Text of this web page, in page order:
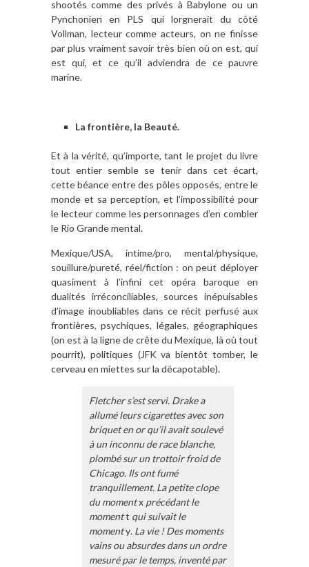
shootés comme des privés à Babylone ou un
Pynchonien en PLS qui lorgnerait du côté
Vollman, lecteur comme acteurs, on ne finisse
par plus vraiment savoir très bien où on est, qui
est qui, et ce qu’il adviendra de ce pauvre
marine.
La frontière, la Beauté.
Et à la vérité, qu’importe, tant le projet du livre
tout entier semble se tenir dans cet écart,
cette béance entre des pôles opposés, entre le
monde et sa perception, et l’impossibilité pour
le lecteur comme les personnages d’en combler
le Rio Grande mental.
Mexique/USA, intime/pro, mental/physique,
souillure/pureté, réel/fiction : on peut déployer
quasiment à l’infini cet opéra baroque en
dualités irréconciliables, sources inépuisables
d’image inoubliables dans ce récit perfusé aux
frontières, psychiques, légales, géographiques
(on est à la ligne de crête du Mexique, là où tout
pourrit), politiques (JFK va bientôt tomber, le
cerveau en miettes sur la décapotable).
Fletcher s’est servi. Drake a
allumé leurs cigarettes avec son
briquet en or qu’il avait soulevé
à un inconnu de race blanche,
plombé sur un trottoir froid de
Chicago. Ils ont fumé
tranquillement. La petite clope
du momentx précédant le
momentt qui suivait le
momenty. La vie ! Des moments
vains ou absurdes dans un ordre
mesuré par le temps, inventé par